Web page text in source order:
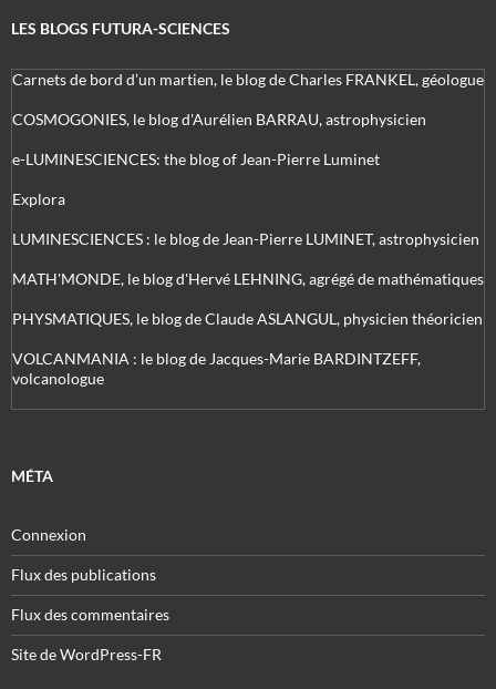
LES BLOGS FUTURA-SCIENCES
Carnets de bord d’un martien, le blog de Charles FRANKEL, géologue
COSMOGONIES, le blog d'Aurélien BARRAU, astrophysicien
e-LUMINESCIENCES: the blog of Jean-Pierre Luminet
Explora
LUMINESCIENCES : le blog de Jean-Pierre LUMINET, astrophysicien
MATH'MONDE, le blog d'Hervé LEHNING, agrégé de mathématiques
PHYSMATIQUES, le blog de Claude ASLANGUL, physicien théoricien
VOLCANMANIA : le blog de Jacques-Marie BARDINTZEFF,
volcanologue
MÉTA
Connexion
Flux des publications
Flux des commentaires
Site de WordPress-FR